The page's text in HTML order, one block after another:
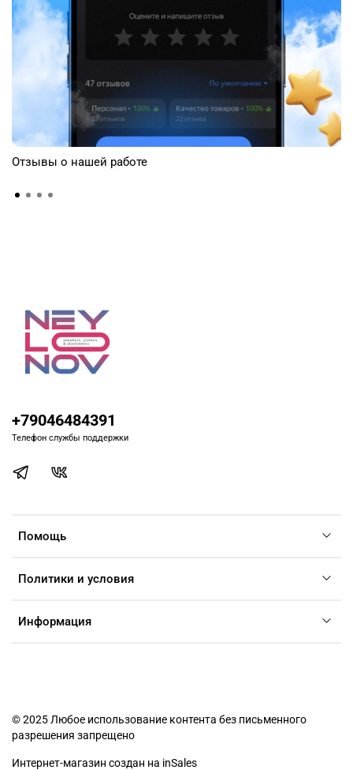
Отзывы о нашей работе
Помощь
Политики и условия
Информация
+79046484391
Телефон службы поддержки
© 2025 Любое использование контента без письменного
разрешения запрещено
Интернет-магазин создан на inSales